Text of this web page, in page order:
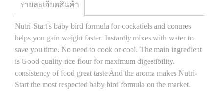
รายละเอียดสินค้า
Nutri-Start's baby bird formula for cockatiels and conures
helps you gain weight faster. Instantly mixes with water to
save you time. No need to cook or cool. The main ingredient
is Good quality rice flour for maximum digestibility.
consistency of food great taste And the aroma makes Nutri-
Start the most respected baby bird formula on the market.